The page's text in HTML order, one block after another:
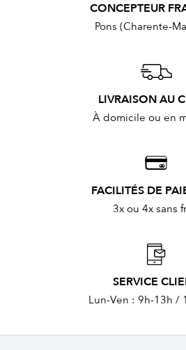
CONCEPTEUR
Pons (Charente-
LIVRAISON AU
À domicile ou en
FACILITÉS DE
3x ou 4x sans
SERVICE
Lun-Ven : 9h-13h /